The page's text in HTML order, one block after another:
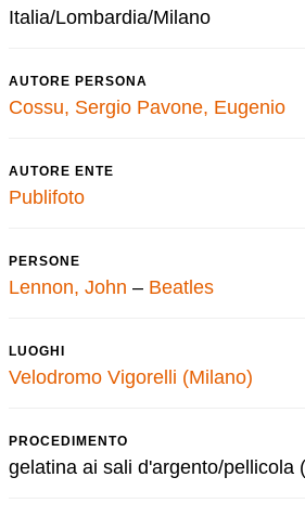
Italia/Lombardia/Milano
AUTORE PERSONA
Cossu, Sergio Pavone, Eugenio
AUTORE ENTE
Publifoto
PERSONE
Lennon, John – Beatles
LUOGHI
Velodromo Vigorelli (Milano)
PROCEDIMENTO
gelatina ai sali d'argento/pellicola